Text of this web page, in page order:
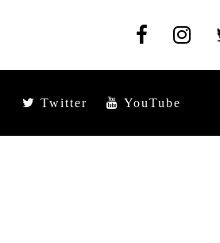
Twitter YouTube